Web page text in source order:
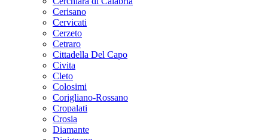
Cerisano
Cervicati
Cerzeto
Cetraro
Cittadella Del Capo
Civita
Cleto
Colosimi
Corigliano-Rossano
Cropalati
Crosia
Diamante